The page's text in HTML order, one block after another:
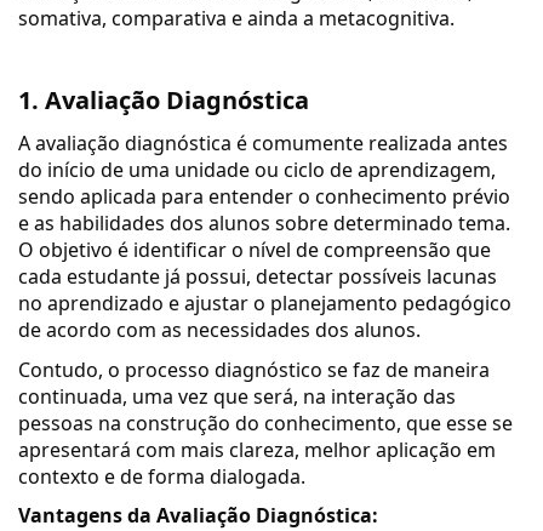
somativa, comparativa e ainda a metacognitiva.
1. Avaliação Diagnóstica
A avaliação diagnóstica é comumente realizada antes
do início de uma unidade ou ciclo de aprendizagem,
sendo aplicada para entender o conhecimento prévio
e as habilidades dos alunos sobre determinado tema.
O objetivo é identificar o nível de compreensão que
cada estudante já possui, detectar possíveis lacunas
no aprendizado e ajustar o planejamento pedagógico
de acordo com as necessidades dos alunos.
Contudo, o processo diagnóstico se faz de maneira
continuada, uma vez que será, na interação das
pessoas na construção do conhecimento, que esse se
apresentará com mais clareza, melhor aplicação em
contexto e de forma dialogada.
Vantagens da Avaliação Diagnóstica: